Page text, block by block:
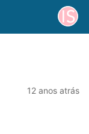
12 anos atrás